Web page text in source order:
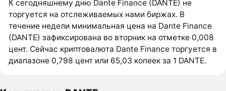
К сегодняшнему дню Dante Finance (DANTE) не
торгуется на отслеживаемых нами биржах. В
течение недели минимальная цена на Dante Finance
(DANTE) зафиксирована во вторник на отметке 0,008
цент. Сейчас криптовалюта Dante Finance торгуется в
диапазоне 0,798 цент или 65,03 копеек за 1 DANTE.